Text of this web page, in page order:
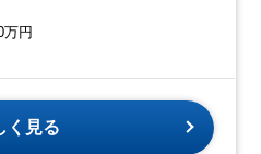
万円
く見る